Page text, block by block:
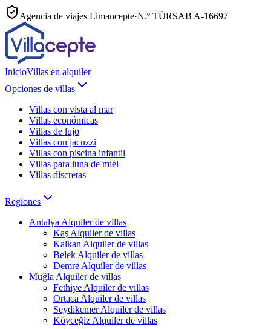
Agencia de viajes Limancepte·N.º TÜRSAB A-16697
InicioVillas en alquiler
Opciones de villas
Villas con vista al mar
Villas económicas
Villas de lujo
Villas con jacuzzi
Villas con piscina infantil
Villas para luna de miel
Villas discretas
Regiones
Antalya Alquiler de villas
Kaş Alquiler de villas
Kalkan Alquiler de villas
Belek Alquiler de villas
Demre Alquiler de villas
Muğla Alquiler de villas
Fethiye Alquiler de villas
Ortaca Alquiler de villas
Seydikemer Alquiler de villas
Köyceğiz Alquiler de villas